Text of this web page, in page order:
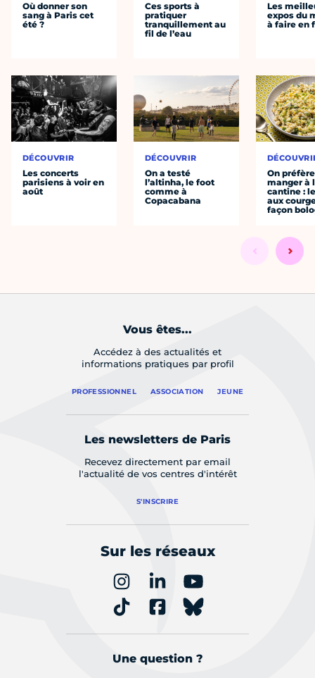
Où donner son
sang à Paris cet
été ?
DÉCOUVRIR
Les concerts
parisiens à voir en
août
Ces sports à
pratiquer
tranquillement au
fil de l’eau
DÉCOUVRIR
On a testé
l’altinha, le foot
comme à
Copacabana
Les
expos du
à faire en
On préfère
manger à
cantine :
aux
façon
Vous êtes...
Accédez à des actualités et
informations pratiques par profil
PROFESSIONNEL ASSOCIATION JEUNE
Les newsletters de Paris
Recevez directement par email
l'actualité de vos centres d'intérêt
S'INSCRIRE
Sur les réseaux
Une question ?